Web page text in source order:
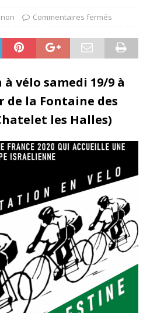
Commentaires fermés
vélo samedi 19/9 à
de la Fontaine des
les Halles)